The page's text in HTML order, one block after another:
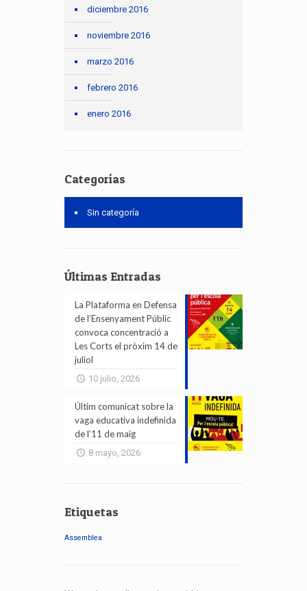
diciembre 2016
noviembre 2016
marzo 2016
febrero 2016
enero 2016
Categorías
Sin categoría
Últimas Entradas
La Plataforma en Defensa
de l’Ensenyament Públic
convoca concentració a
Les Corts el pròxim 14 de
juliol
10 julio, 2026
Últim comunicat sobre la
vaga educativa indefinida
de l’11 de maig
8 mayo, 2026
Etiquetas
Assemblea